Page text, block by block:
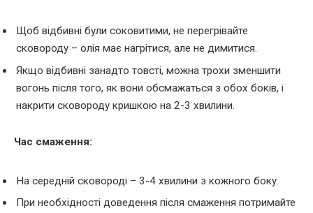
Щоб відбивні були соковитими, не перегрівайте
сковороду – олія має нагрітися, але не димитися.
Якщо відбивні занадто товсті, можна трохи зменшити
вогонь після того, як вони обсмажаться з обох боків, і
накрити сковороду кришкою на 2-3 хвилини.
Час смаження:
На середній сковороді – 3-4 хвилини з кожного боку.
При необхідності доведення після смаження потримайте